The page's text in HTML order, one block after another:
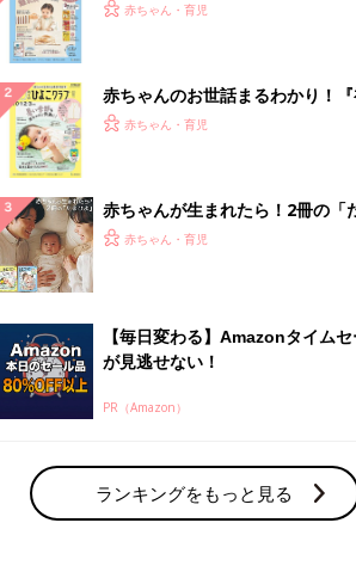
『ひよこクラブ 秋号』 4カ月～2
赤ちゃん・育児
赤ちゃんのお世話まるわかり！『
てのひよこクラブ 夏号』〈巻頭大
赤ちゃん・育児
赤ちゃんが生まれたら！2冊の「
ひよ」
赤ちゃん・育児
【毎日変わる】Amazonタイム
が見逃せない！
PR（Amazon）
ランキングをもっと見る